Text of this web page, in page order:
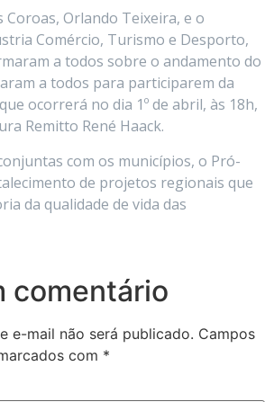
Orlando Teixeira, e o
Comércio, Turismo e Desporto,
a todos sobre o andamento do
a todos para participarem da
ocorrerá no dia 1º de abril, às 18h,
Remitto René Haack.
com os municípios, o Pró-
de projetos regionais que
da qualidade de vida das
comentário
e-mail não será publicado. Campos
com *